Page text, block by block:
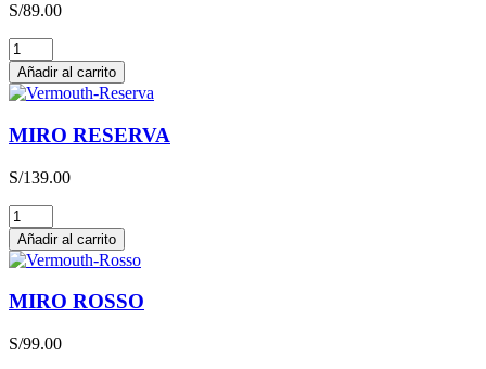
S/89.00
MIRO
RANCIO
cantidad
Añadir al carrito
MIRO RESERVA
S/139.00
MIRO
RESERVA
cantidad
Añadir al carrito
MIRO ROSSO
S/99.00